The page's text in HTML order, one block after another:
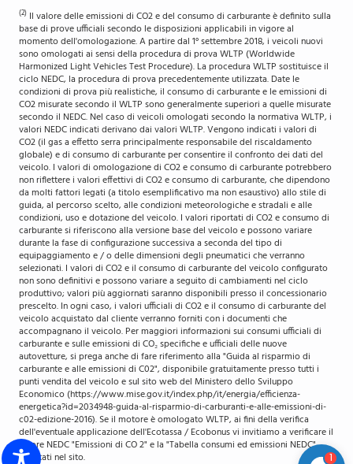
(2) Il valore delle emissioni di CO2 e del consumo di carburante è definito sulla
base di prove ufficiali secondo le disposizioni applicabili in vigore al
momento dell'omologazione. A partire dal 1° settembre 2018, i veicoli nuovi
sono omologati ai sensi della procedura di prova WLTP (Worldwide
Harmonized Light Vehicles Test Procedure). La procedura WLTP sostituisce il
ciclo NEDC, la procedura di prova precedentemente utilizzata. Date le
condizioni di prova più realistiche, il consumo di carburante e le emissioni di
CO2 misurate secondo il WLTP sono generalmente superiori a quelle misurate
secondo il NEDC. Nel caso di veicoli omologati secondo la normativa WLTP, i
valori NEDC indicati derivano dai valori WLTP. Vengono indicati i valori di
CO2 (il gas a effetto serra principalmente responsabile del riscaldamento
globale) e di consumo di carburante per consentire il confronto dei dati del
veicolo. I valori di omologazione di CO2 e consumo di carburante potrebbero
non riflettere i valori effettivi di CO2 e consumo di carburante, che dipendono
da molti fattori legati (a titolo esemplificativo ma non esaustivo) allo stile di
guida, al percorso scelto, alle condizioni meteorologiche e stradali e alle
condizioni, uso e dotazione del veicolo. I valori riportati di CO2 e consumo di
carburante si riferiscono alla versione base del veicolo e possono variare
durante la fase di configurazione successiva a seconda del tipo di
equipaggiamento e / o delle dimensioni degli pneumatici che verranno
selezionati. I valori di CO2 e il consumo di carburante del veicolo configurato
non sono definitivi e possono variare a seguito di cambiamenti nel ciclo
produttivo; valori più aggiornati saranno disponibili presso il concessionario
prescelto. In ogni caso, i valori ufficiali di CO2 e il consumo di carburante del
veicolo acquistato dal cliente verranno forniti con i documenti che
accompagnano il veicolo. Per maggiori informazioni sui consumi ufficiali di
carburante e sulle emissioni di CO₂ specifiche e ufficiali delle nuove
autovetture, si prega anche di fare riferimento alla "Guida al risparmio di
carburante e alle emissioni di C02", disponibile gratuitamente presso tutti i
punti vendita del veicolo e sul sito web del Ministero dello Sviluppo
Economico (https://www.mise.gov.it/index.php/it/energia/efficienza-
energetica?id=2034948-guida-al-risparmio-di-carburanti-e-alle-emissioni-di-
c02-edizione-2016). Se il motore è omologato WLTP, ai fini della verifica
dell'eventuale applicazione dell'Ecotassa / Ecobonus vi invitiamo a verificare il
valore NEDC "Emissioni di CO 2" e la "Tabella consumi ed emissioni NEDC"
riportati nel sito.
1